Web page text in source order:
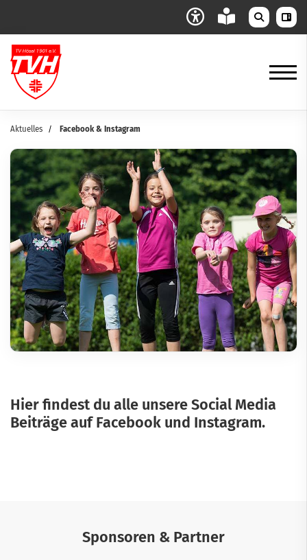
Aktuelles Facebook & Instagram
Hier findest du alle unsere Social Media
Beiträge auf Facebook und Instagram.
Sponsoren & Partner